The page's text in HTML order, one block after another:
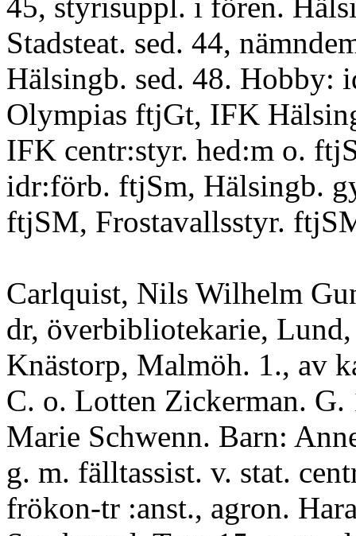
Stadsteat. sed. 44,
Hälsingb. sed. 48. Hobby:
Olympias ftjGt, IFK
IFK centr:styr. hed:m o.
idr:förb. ftjSm, Hälsingb.
ftjSM, Frostavallsstyr.
Carlquist, Nils Wilhelm
dr, överbibliotekarie,
Knästorp, Malmöh. 1., av
C. o. Lotten Zickerman. G.
Marie Schwenn. Barn:
g. m. fälltassist. v. stat.
frökon-tr :anst., agron.